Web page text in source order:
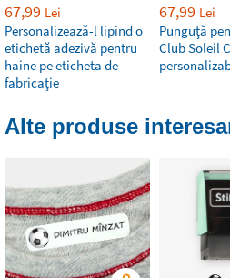
67,99 Lei
Personalizează-l lipind o
etichetă adezivă pentru
haine pe eticheta de
fabricație
67,99 Lei
Punguță
Club Soleil
Alte produse